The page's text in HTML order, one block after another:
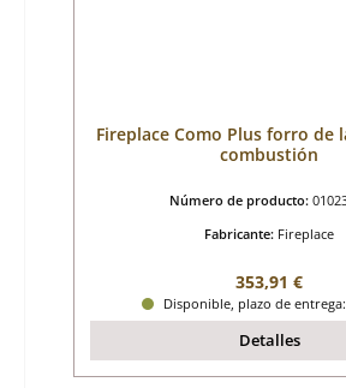
Fireplace Como Plus forro de
combustión
Número de producto:
Fabricante: Fireplace
Precio normal:
353,91 €
Disponible, plazo de
Detalles